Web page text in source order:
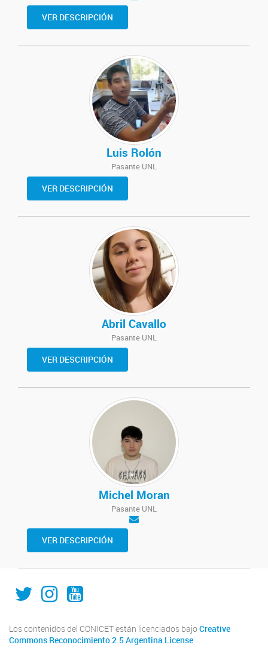
VER DESCRIPCIÓN
Luis Rolón
Pasante UNL
VER DESCRIPCIÓN
Abril Cavallo
Pasante UNL
VER DESCRIPCIÓN
Michel Moran
Pasante UNL
VER DESCRIPCIÓN
IAL_CONICET
ial.conicet.unl
ialcomunica
Los contenidos del CONICET están licenciados bajo Creative
Commons Reconocimiento 2.5 Argentina License